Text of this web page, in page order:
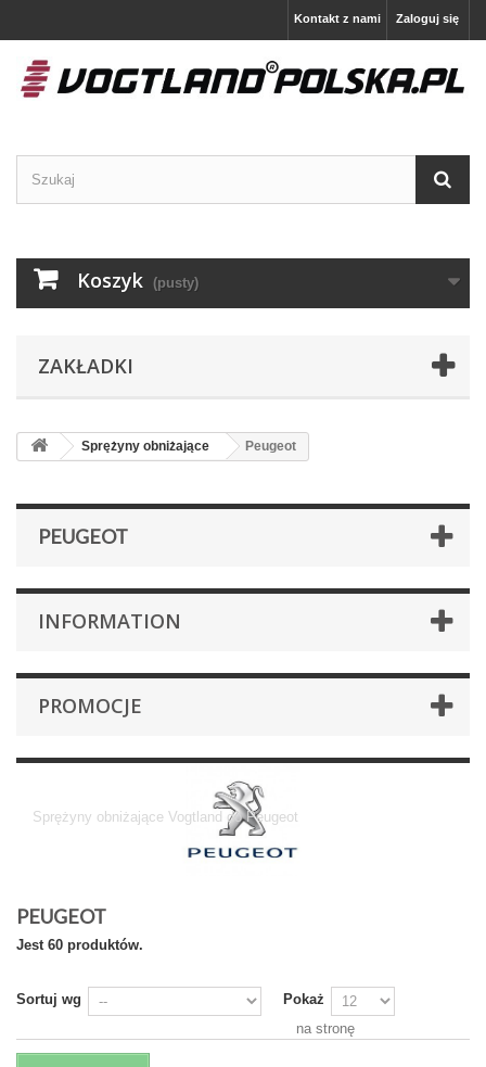
Zaloguj się
Kontakt z nami
Koszyk (pusty)
ZAKŁADKI
Sprężyny obniżające Peugeot
PEUGEOT
INFORMATION
PROMOCJE
Sprężyny obniżające Vogtland do Peugeot
PEUGEOT
Jest 60 produktów.
Sortuj wg
Pokaż
na stronę